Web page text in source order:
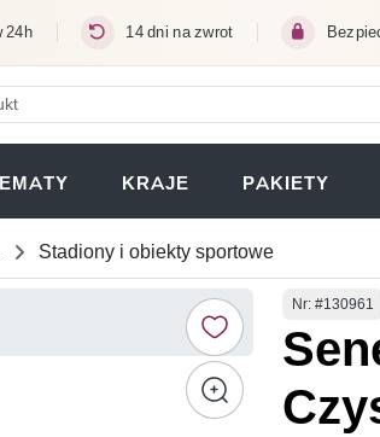
24h 14 dni na zwrot
SIĘ W NOWEJ KARCIE)
KRAJE PAKIETY
Stadiony i obiekty sportowe
Numer
Nr: #130961